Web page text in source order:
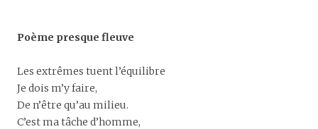
Poème presque fleuve
Les extrêmes tuent l’équilibre
Je dois m’y faire,
De n’être qu’au milieu.
C’est ma tâche d’homme,